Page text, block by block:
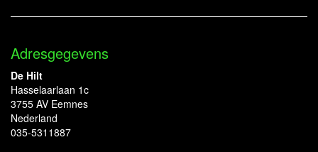
Adresgegevens
De Hilt
Hasselaarlaan 1c
3755 AV Eemnes
Nederland
035-5311887